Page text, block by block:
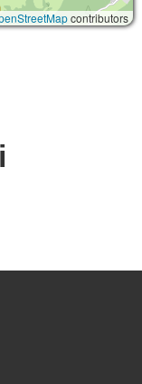
contributors